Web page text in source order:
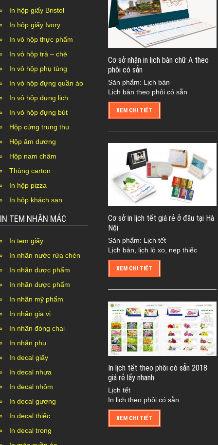
In hộp giấy Bristol
In hộp giấy Ivory
In vỏ hộp thực phẩm
In vỏ hộp trà – chè
In vỏ hộp phụ tùng
In vỏ hộp đựng quần áo
In vỏ hộp đựng lịch
In vỏ hộp đựng bút
Hộp cứng trung thu
Hộp âm dương
Hộp nam châm
Thùng carton
In hộp pizza
In hộp khách sạn
IN TEM NHÃN MÁC
In tem giấy
In nhãn nước rửa chén
In nhãn dược phẩm
In nhãn dược phẩm
In nhãn mỹ phẩm
In nhãn gia vị
In nhãn đóng chai
In nhãn phụ
In decal giấy
In decal nhựa
In decal nhôm
In decal gương
In decal thiếc
In decal trong
Cơ sở nhận in lịch bàn chữ A theo
phôi có sẵn
Sản phẩm: Lịch bàn
Lịch bàn theo phôi có sẵn
XEM CHI TIẾT
Cơ sở in lịch tết giá rẻ ở đâu tại Hà
Nội
Sản phẩm: Lịch tết
Lịch bàn, lịch lò xo, nẹp thiếc
XEM CHI TIẾT
In lịch tết theo phôi có sẵn 2018
giá rẻ lấy nhanh
Lịch tết
In lịch theo phôi có sẵn
XEM CHI TIẾT